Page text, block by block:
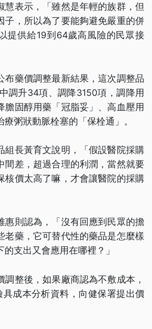
慧表示，「雖然是年輕的族群，但
子，所以為了要能夠避免嚴重的併
提供給19到64歲高風險的民眾接
布藥價調整最新結果，這次調整品
調升34項、調降3150項，調降用
膽固醇用藥「冠脂妥」、高血壓用
粥狀動脈栓塞的「保栓通」。
組長黃育文說明，「假設醫院採購
間差，超過合理的利潤，當然就要
核價太高了嘛，才會讓醫院的採購
惠則認為，「沒有回應到民眾的擔
老藥，它可替代性的藥品是怎麼樣
支出又會應用在哪裡？」
調整後，如果廠商認為不敷成本，
成本分析資料，向健保署提出價